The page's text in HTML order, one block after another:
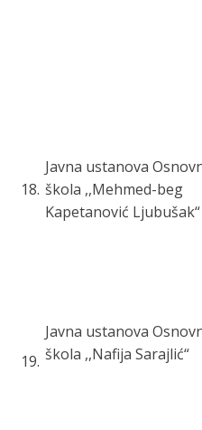
18.
Javna ustanova
škola ,,Mehmed-beg
Kapetanović Ljubušak“
19.
Javna ustanova
škola ,,Nafija Sarajlić“